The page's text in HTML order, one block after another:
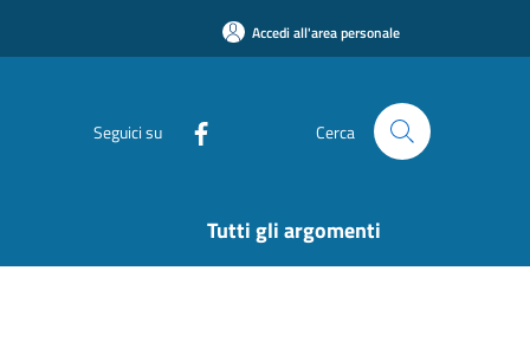
Accedi all'area personale
Seguici su Cerca
Tutti gli argomenti